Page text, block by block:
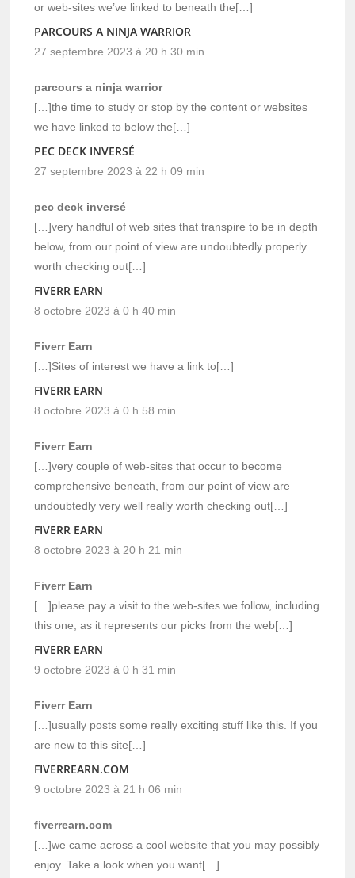
or web-sites we’ve linked to beneath the[…]
PARCOURS A NINJA WARRIOR
27 septembre 2023 à 20 h 30 min
parcours a ninja warrior
[…]the time to study or stop by the content or websites
we have linked to below the[…]
PEC DECK INVERSÉ
27 septembre 2023 à 22 h 09 min
pec deck inversé
[…]very handful of web sites that transpire to be in depth
below, from our point of view are undoubtedly properly
worth checking out[…]
FIVERR EARN
8 octobre 2023 à 0 h 40 min
Fiverr Earn
[…]Sites of interest we have a link to[…]
FIVERR EARN
8 octobre 2023 à 0 h 58 min
Fiverr Earn
[…]very couple of web-sites that occur to become
comprehensive beneath, from our point of view are
undoubtedly very well really worth checking out[…]
FIVERR EARN
8 octobre 2023 à 20 h 21 min
Fiverr Earn
[…]please pay a visit to the web-sites we follow, including
this one, as it represents our picks from the web[…]
FIVERR EARN
9 octobre 2023 à 0 h 31 min
Fiverr Earn
[…]usually posts some really exciting stuff like this. If you
are new to this site[…]
FIVERREARN.COM
9 octobre 2023 à 21 h 06 min
fiverrearn.com
[…]we came across a cool website that you may possibly
enjoy. Take a look when you want[…]